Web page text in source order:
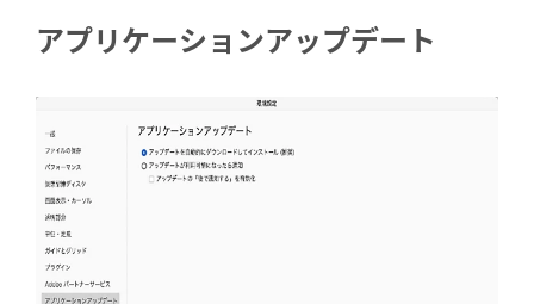
アプリケーションアップデート